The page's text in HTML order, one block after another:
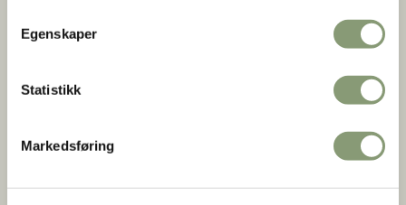
Egenskaper
Statistikk
Markedsføring
viser at det kan ha vært minst seks soveplasser. Rommet